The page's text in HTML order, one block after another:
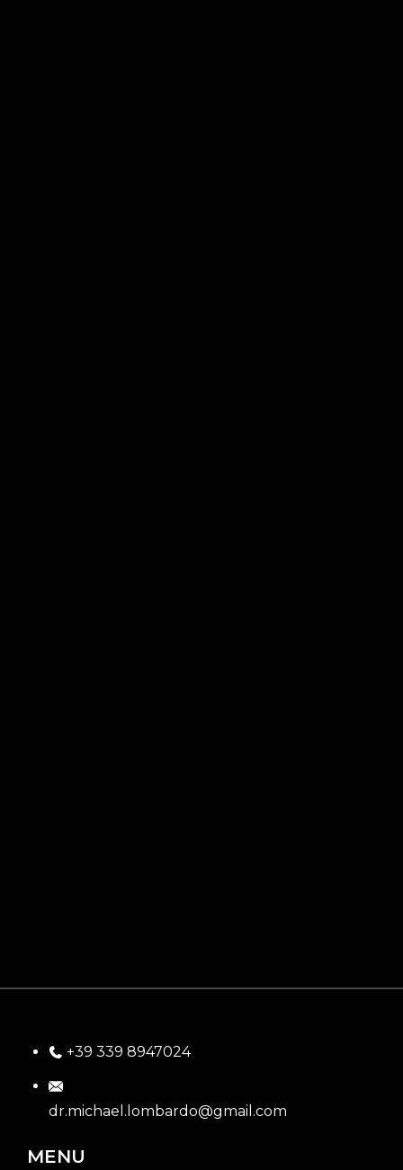
+39 339 8947024
dr.michael.lombardo@gmail.com
MENU